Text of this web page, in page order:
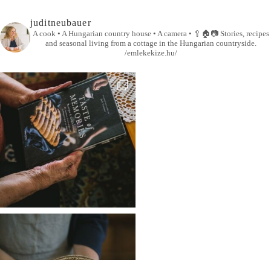
juditneubauer
A cook • A Hungarian country house • A camera • 🥄🏠📷Stories, recipes
and seasonal living from a cottage in the Hungarian countryside.
/emlekekize.hu/